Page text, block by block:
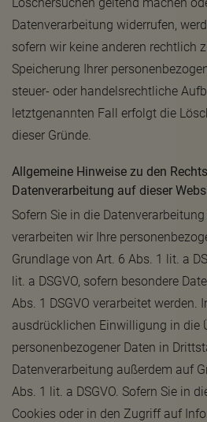
Datenverarbeitung widerrufen,
sofern wir keine anderen rechtlich
Speicherung Ihrer
steuer- oder handelsrechtliche
letztgenannten Fall erfolgt die
dieser Gründe.
Allgemeine Hinweise zu den
Datenverarbeitung auf dieser
Sofern Sie in die
verarbeiten wir Ihre
Grundlage von Art. 6 Abs. 1 lit. a
lit. a DSGVO, sofern besondere
Abs. 1 DSGVO verarbeitet werden.
ausdrücklichen Einwilligung in die
personenbezogener Daten in
Datenverarbeitung außerdem auf
Abs. 1 lit. a DSGVO. Sofern Sie in
Cookies oder in den Zugriff auf